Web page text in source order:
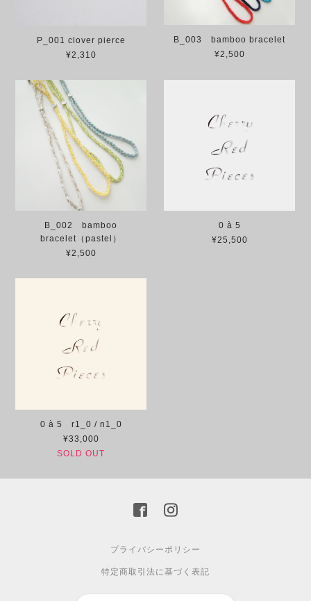
P_001 clover pierce
¥2,310
B_003 bamboo bracelet
¥2,500
B_002 bamboo
bracelet（pastel）
¥2,500
0 à 5
¥25,500
0 à 5 r1_0 / n1_0
¥33,000
SOLD OUT
プライバシーポリシー
特定商取引法に基づく表記